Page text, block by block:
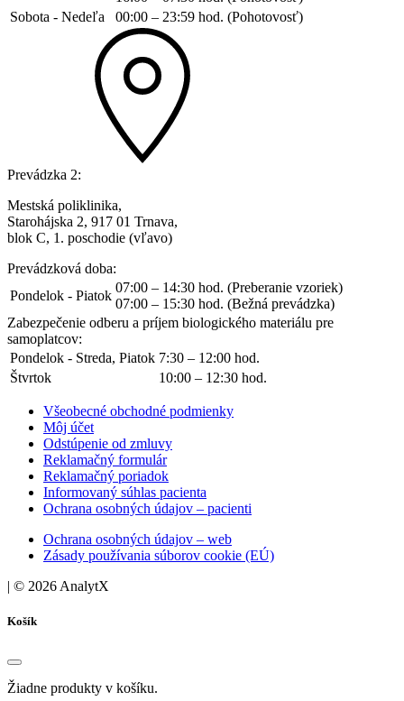
Sobota - Nedeľa
00:00 – 23:59 hod. (Pohotovosť)
Prevádzka 2:
Mestská poliklinika,
Starohájska 2, 917 01 Trnava,
blok C, 1. poschodie (vľavo)
Prevádzková doba:
Pondelok - Piatok
07:00 – 14:30 hod. (Preberanie vzoriek)
07:00 – 15:30 hod. (Bežná prevádzka)
Zabezpečenie odberu a príjem biologického materiálu pre
samoplatcov:
Pondelok - Streda, Piatok 7:30 – 12:00 hod.
Štvrtok
10:00 – 12:30 hod.
Všeobecné obchodné podmienky
Môj účet
Odstúpenie od zmluvy
Reklamačný formulár
Reklamačný poriadok
Informovaný súhlas pacienta
Ochrana osobných údajov – pacienti
Ochrana osobných údajov – web
Zásady používania súborov cookie (EÚ)
| © 2026 AnalytX
Košík
Žiadne produkty v košíku.